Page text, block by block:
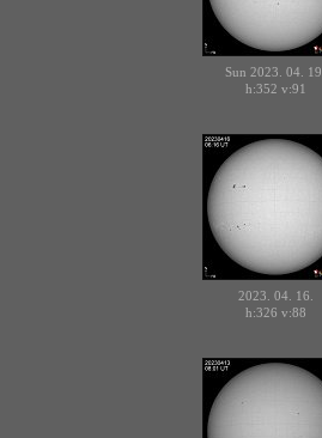
Sun 2023. 04. 19.
h:352 v:91
2023. 04. 16.
h:326 v:88